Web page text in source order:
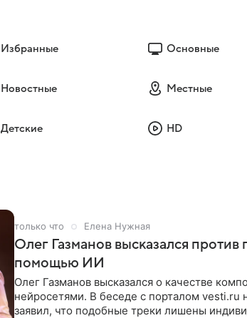
Избранные Основные
Новостные Местные
Детские HD
только что Елена Нужная
Олег Газманов высказался против
помощью ИИ
Олег Газманов высказался о качестве
нейросетями. В беседе с порталом vesti.ru
заявил, что подобные треки лишены